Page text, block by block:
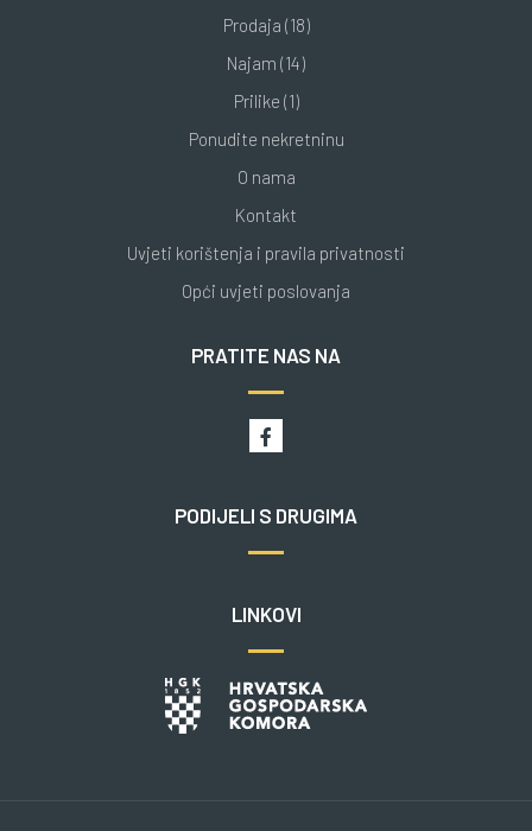
Prodaja (18)
Najam (14)
Prilike (1)
Ponudite nekretninu
O nama
Kontakt
Uvjeti korištenja i pravila privatnosti
Opći uvjeti poslovanja
PRATITE NAS NA
PODIJELI S DRUGIMA
LINKOVI